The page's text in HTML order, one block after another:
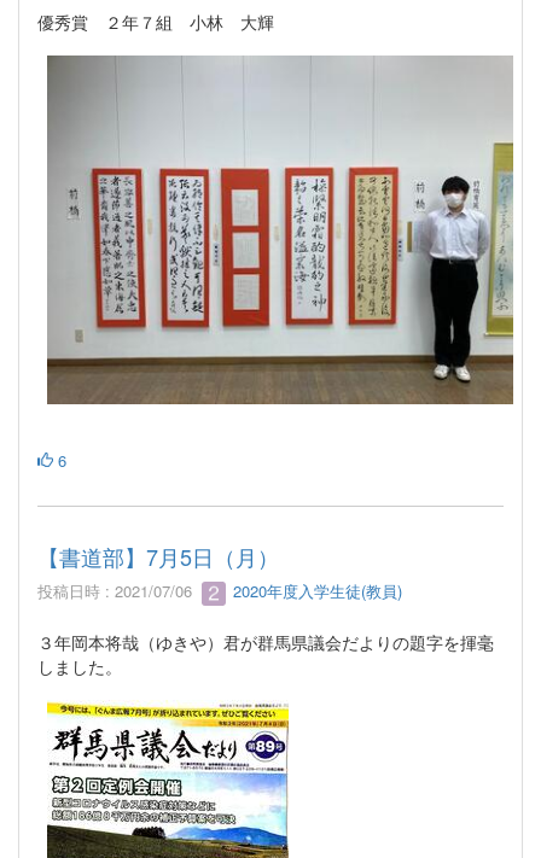
優秀賞 ２年７組 小林 大輝
6
【書道部】7月5日（月）
投稿日時 : 2021/07/06 2020年度入学生徒(教員)
３年岡本将哉（ゆきや）君が群馬県議会だよりの題字を揮毫
しました。